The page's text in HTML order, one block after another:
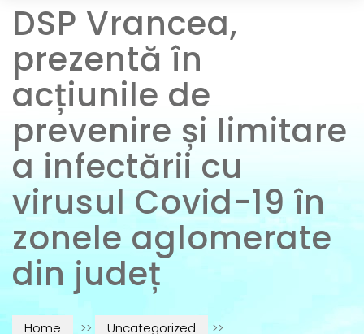
DSP Vrancea,
prezentă în
acțiunile de
prevenire și limitare
a infectării cu
virusul Covid-19 în
zonele aglomerate
din județ
Home >> Uncategorized
>>